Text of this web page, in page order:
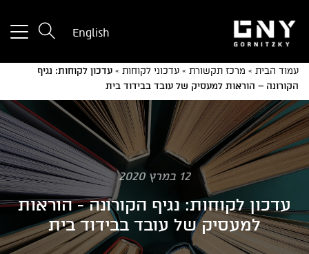
a
English
עמוד הבית » מרכז תקשורת » עדכוני לקוחות » עדכון לקוחות: נגיף
הקורונה – הוראות למעסיק של עובד בבידוד בית
12 במרץ 2020
עדכון לקוחות: נגיף הקורונה - הוראות
למעסיק של עובד בבידוד בית